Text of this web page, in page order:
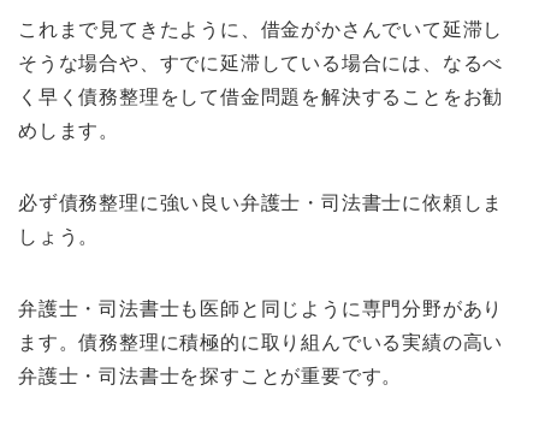
これまで見てきたように、借金がかさんでいて延滞し
そうな場合や、すでに延滞している場合には、なるべ
く早く債務整理をして借金問題を解決することをお勧
めします。
必ず債務整理に強い良い弁護士・司法書士に依頼しま
しょう。
弁護士・司法書士も医師と同じように専門分野があり
ます。債務整理に積極的に取り組んでいる実績の高い
弁護士・司法書士を探すことが重要です。